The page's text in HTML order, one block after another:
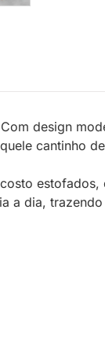
design
cantinho
a dia,